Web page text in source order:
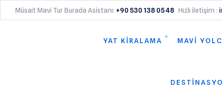
Müsait Mavi Tur Burada Asistanı: +90 530 138 05 48 Hızlı iletişim :
YAT KİRALAMA MAVİ